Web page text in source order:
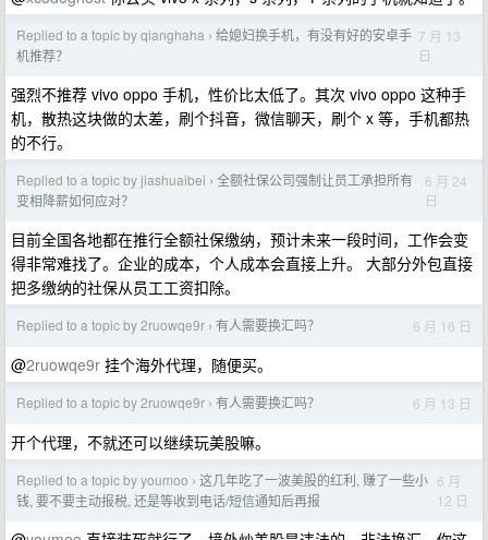
Replied to a topic by qianghaha › 给媳妇换手机，有没有好的安卓手
机推荐？
7 月 13
日
强烈不推荐 vivo oppo 手机，性价比太低了。其次 vivo oppo 这种手
机，散热这块做的太差，刷个抖音，微信聊天，刷个 x 等，手机都热
的不行。
Replied to a topic by jiashuaibei › 全额社保公司强制让员工承担所有
变相降薪如何应对？
6 月 24
日
目前全国各地都在推行全额社保缴纳，预计未来一段时间，工作会变
得非常难找了。企业的成本，个人成本会直接上升。 大部分外包直接
把多缴纳的社保从员工工资扣除。
Replied to a topic by 2ruowqe9r › 有人需要换汇吗？ 6 月 16 日
@2ruowqe9r 挂个海外代理，随便买。
Replied to a topic by 2ruowqe9r › 有人需要换汇吗？ 6 月 13 日
开个代理，不就还可以继续玩美股嘛。
Replied to a topic by youmoo › 这几年吃了一波美股的红利, 赚了一些小
钱, 要不要主动报税, 还是等收到电话/短信通知后再报
6 月
12 日